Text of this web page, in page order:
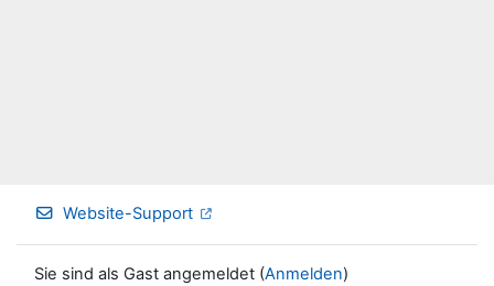
Website-Support
Sie sind als Gast angemeldet (Anmelden)